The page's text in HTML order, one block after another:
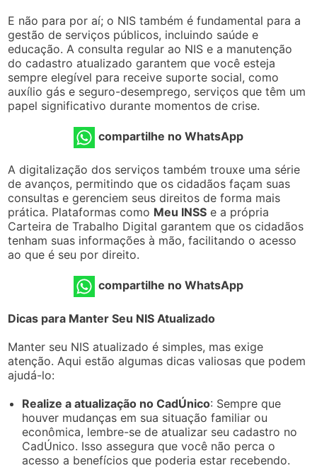
E não para por aí; o NIS também é fundamental para a
gestão de serviços públicos, incluindo saúde e
educação. A consulta regular ao NIS e a manutenção
do cadastro atualizado garantem que você esteja
sempre elegível para receive suporte social, como
auxílio gás e seguro-desemprego, serviços que têm um
papel significativo durante momentos de crise.
compartilhe no WhatsApp
A digitalização dos serviços também trouxe uma série
de avanços, permitindo que os cidadãos façam suas
consultas e gerenciem seus direitos de forma mais
prática. Plataformas como Meu INSS e a própria
Carteira de Trabalho Digital garantem que os cidadãos
tenham suas informações à mão, facilitando o acesso
ao que é seu por direito.
compartilhe no WhatsApp
Dicas para Manter Seu NIS Atualizado
Manter seu NIS atualizado é simples, mas exige
atenção. Aqui estão algumas dicas valiosas que podem
ajudá-lo:
Realize a atualização no CadÚnico: Sempre que
houver mudanças em sua situação familiar ou
econômica, lembre-se de atualizar seu cadastro no
CadÚnico. Isso assegura que você não perca o
acesso a benefícios que poderia estar recebendo.